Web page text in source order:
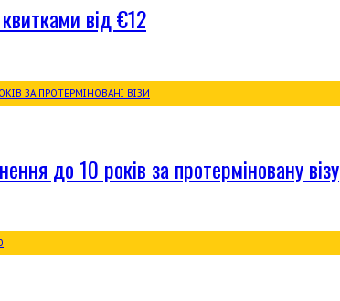
від €12
до 10 років за протерміновану візу